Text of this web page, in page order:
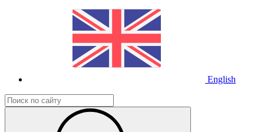
English